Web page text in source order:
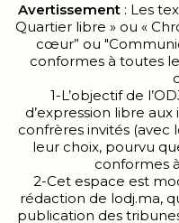
Avertissement: Les
Quartier libre » ou «
cœur” ou
conformes à toutes
1-L’objectif de
d’expression libre
confrères invités (avec
leur choix, pourvu
conformes
2-Cet espace est
rédaction de lodj.ma,
publication des